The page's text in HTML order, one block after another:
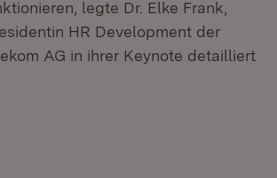
legte Dr. Elke Frank,
HR Development der
AG in ihrer Keynote detailliert